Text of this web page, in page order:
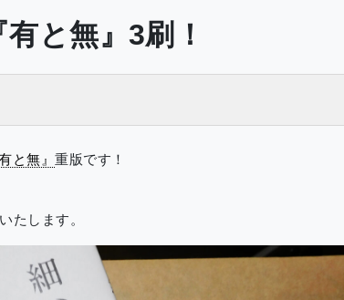
有と無』3刷！
有と無』重版です！
たします。